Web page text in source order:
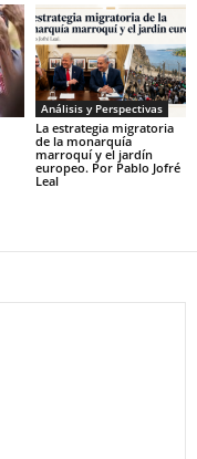
Análisis y Perspectivas
La estrategia migratoria
de la monarquía
marroquí y el jardín
europeo. Por Pablo Jofré
Leal